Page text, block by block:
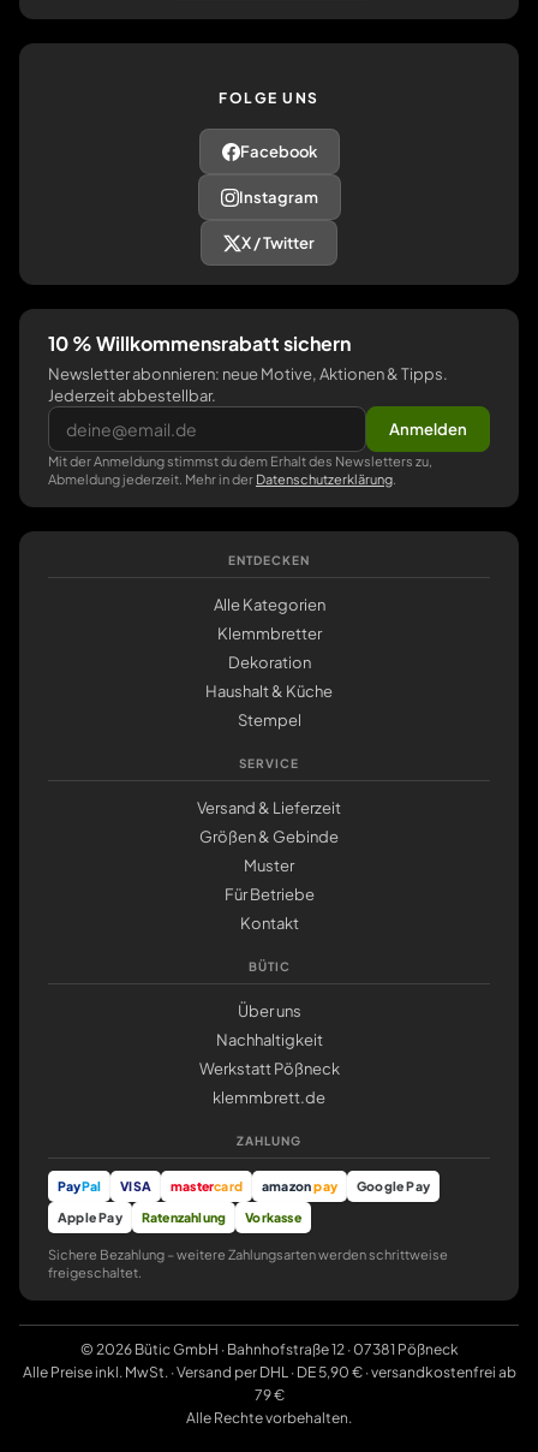
FOLGE UNS
Facebook
Instagram
X / Twitter
10 % Willkommensrabatt sichern
Newsletter abonnieren: neue Motive, Aktionen & Tipps.
Jederzeit abbestellbar.
Anmelden
Mit der Anmeldung stimmst du dem Erhalt des Newsletters zu,
Abmeldung jederzeit. Mehr in der Datenschutzerklärung
ENTDECKEN
Alle Kategorien
Klemmbretter
Dekoration
Haushalt & Küche
Stempel
SERVICE
Versand & Lieferzeit
Größen & Gebinde
Muster
Für Betriebe
Kontakt
BÜTIC
Über uns
Nachhaltigkeit
Werkstatt Pößneck
klemmbrett.de
ZAHLUNG
PayPal VISA mastercard amazonpay
Google Pay
Apple Pay
Ratenzahlung Vorkasse
Sichere Bezahlung – weitere Zahlungsarten werden schrittweise
freigeschaltet.
© 2026 Bütic GmbH · Bahnhofstraße 12 · 07381 Pößneck
Alle Preise inkl. MwSt. · Versand per DHL · DE 5,90 € · versandkostenfrei ab
79 €
Alle Rechte vorbehalten.